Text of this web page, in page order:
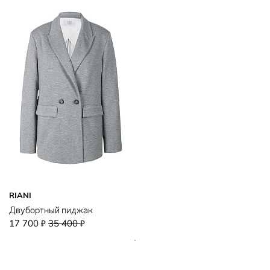
RIANI
Двубортный пиджак
17 700 ₽ 35 400₽